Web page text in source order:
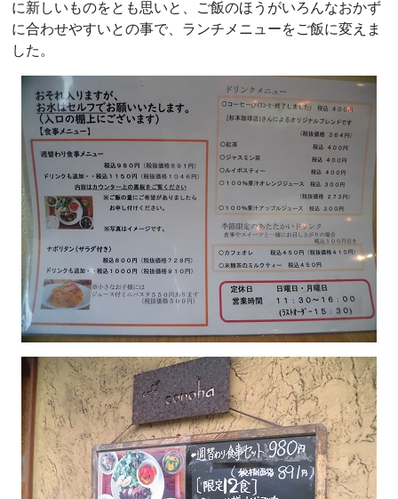
に新しいものをとも思いと、ご飯のほうがいろんなおかず
に合わせやすいとの事で、ランチメニューをご飯に変えま
した。